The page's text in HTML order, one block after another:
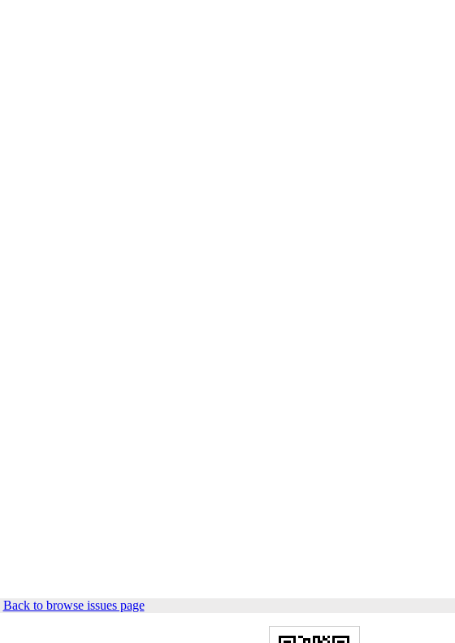
Back to browse issues page